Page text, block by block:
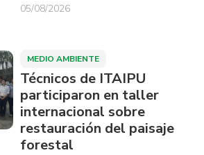
05/08/2026
MEDIO AMBIENTE
Técnicos de ITAIPU
participaron en taller
internacional sobre
restauración del paisaje
forestal